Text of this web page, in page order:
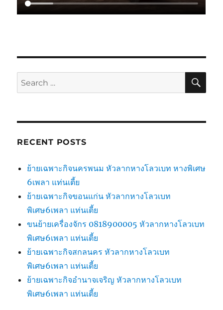
Search
for:
RECENT POSTS
ย้ายเฉพาะกิจนครพนม หัวลากหางโลวเบท หางพิเศษ
6เพลา แท่นเตี้ย
ย้ายเฉพาะกิจขอนแก่น หัวลากหางโลวเบท
พิเศษ6เพลา แท่นเตี้ย
ขนย้ายเครื่องจักร 0818900005 หัวลากหางโลวเบท
พิเศษ6เพลา แท่นเตี้ย
ย้ายเฉพาะกิจสกลนคร หัวลากหางโลวเบท
พิเศษ6เพลา แท่นเตี้ย
ย้ายเฉพาะกิจอำนาจเจริญ หัวลากหางโลวเบท
พิเศษ6เพลา แท่นเตี้ย